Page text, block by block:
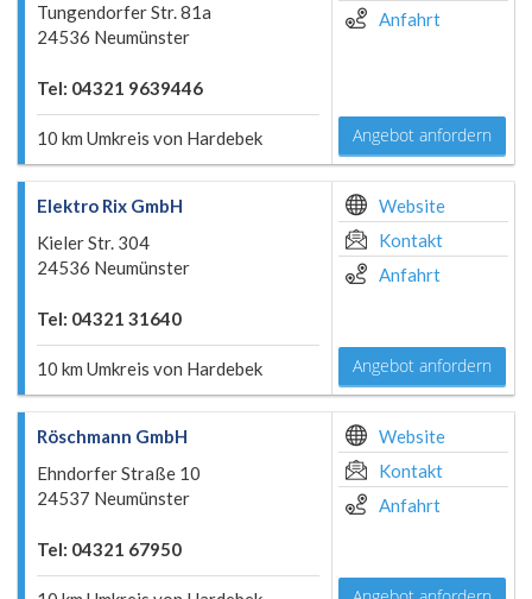
Tungendorfer Str. 81a
24536 Neumünster
Tel: 04321 9639446
10 km Umkreis von Hardebek
Anfahrt
Angebot anfordern
Elektro Rix GmbH
Kieler Str. 304
24536 Neumünster
Tel: 04321 31640
10 km Umkreis von Hardebek
Website
Kontakt
Anfahrt
Angebot anfordern
Röschmann GmbH
Ehndorfer Straße 10
24537 Neumünster
Tel: 04321 67950
Website
Kontakt
Anfahrt